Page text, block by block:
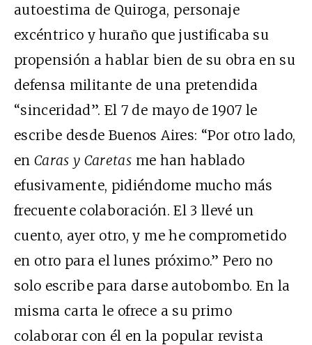
autoestima de Quiroga, personaje
excéntrico y huraño que justificaba su
propensión a hablar bien de su obra en su
defensa militante de una pretendida
“sinceridad”. El 7 de mayo de 1907 le
escribe desde Buenos Aires: “Por otro lado,
enCaras y Caretas me han hablado
efusivamente, pidiéndome mucho más
frecuente colaboración. El 3 llevé un
cuento, ayer otro, y me he comprometido
en otro para el lunes próximo.” Pero no
solo escribe para darse autobombo. En la
misma carta le ofrece a su primo
colaborar con él en la popular revista